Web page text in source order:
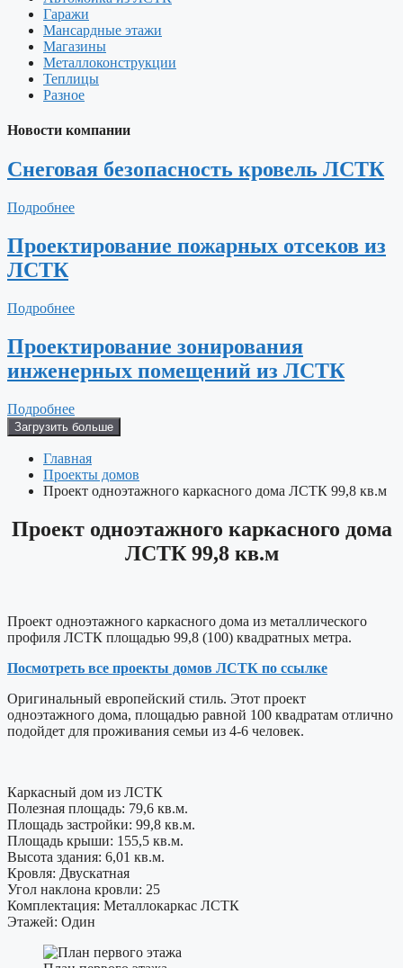
Гаражи
Мансардные этажи
Магазины
Металлоконструкции
Теплицы
Разное
Новости компании
Снеговая безопасность кровель ЛСТК
Подробнее
Проектирование пожарных отсеков из
ЛСТК
Подробнее
Проектирование зонирования
инженерных помещений из ЛСТК
Подробнее
Загрузить больше
Главная
Проекты домов
Проект одноэтажного каркасного дома ЛСТК 99,8 кв.м
Проект одноэтажного каркасного дома
ЛСТК 99,8 кв.м
Проект одноэтажного каркасного дома из металлического
профиля ЛСТК площадью 99,8 (100) квадратных метра.
Посмотреть все проекты домов ЛСТК по ссылке
Оригинальный европейский стиль. Этот проект
одноэтажного дома, площадью равной 100 квадратам отлично
подойдет для проживания семьи из 4-6 человек.
Каркасный дом из ЛСТК
Полезная площадь: 79,6 кв.м.
Площадь застройки: 99,8 кв.м.
Площадь крыши: 155,5 кв.м.
Высота здания: 6,01 кв.м.
Кровля: Двускатная
Угол наклона кровли: 25
Комплектация: Металлокаркас ЛСТК
Этажей: Один